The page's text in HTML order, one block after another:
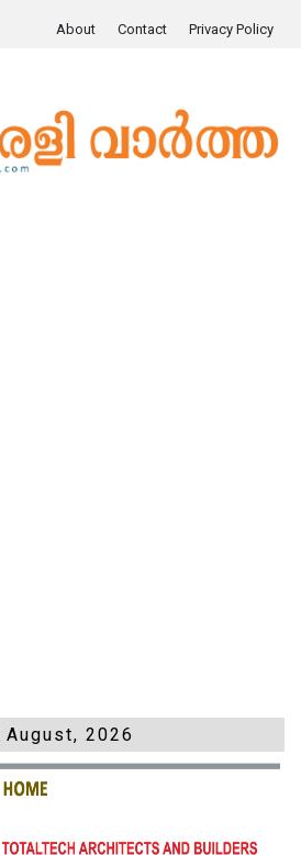
About Contact Privacy Policy
August, 2026